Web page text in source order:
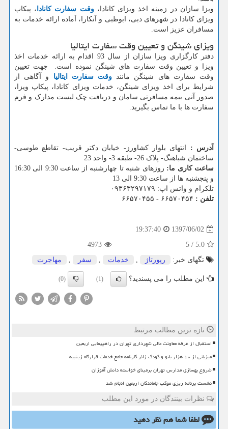
ویزا سازان در زمینه اخذ ویزای کانادا،وقت سفارت کانادا ، پیکاپ
ویزای کانادا در شهرهای دبی، ابوظبی و آنکارا، آماده ارائه خدمات به
مسافران عزیز است.
ویزای شینگن و تعیین وقت سفارت ایتالیا
دفتر کارگزاری ویزا سازان از سال 93 اقدام به ارائه خدمات اخذ
ویزا و تعیین وقت سفارت های شینگن نموده است. جهت تعیین
وقت سفارت های شینگن مانند وقت سفارت ایتالیا و آگاهی از
شرایط برای اخذ ویزای شینگن، خدمات ویزای کانادا، پیکاپ ویزا،
صدور آنی بیمه مسافرتی سامان و دریافت چک لیست مدارک و فرم
سفارت ها با ما تماس بگیرید.
آدرس : انتهای بلوار کشاورز- خیابان دکتر قریب- تقاطع طوسی-
ساختمان شباهنگ- پلاک 26- طبقه 3- واحد 23
ساعت کاری ما:
روزهای شنبه تا چهارشنبه از ساعت 9:30 الی 16:30
و پنجشنبه ها از ساعت 9:30 الی 13
تلکرام و واتس اپ: ۰۹۳۶۳۲۹۷۱۷۹
تلفن :
1397/06/02
19:37:40
5.0
/
5
4973
تگهای خبر:
رپورتاژ , خدمات , سفر , مهاجرت
این مطلب را می پسندید؟ (1)
(0)
تازه ترین مطالب مرتبط
استقبال از غرفه معاونت مالی شهرداری تهران در راهپیمایی اربعین
میزبانی از ۱۰ هزار بانو و کودک زائر کارنامه جامع خدمات قرارگاه زینبیه
شروع بهسازی مدارس تهران برمبنای خواسته دانش آموزان
نشست برنامه ریزی موکب جاماندگان اربعین انجام شد
نظرات بینندگان در مورد این مطلب
لطفا شما همنظر دهید